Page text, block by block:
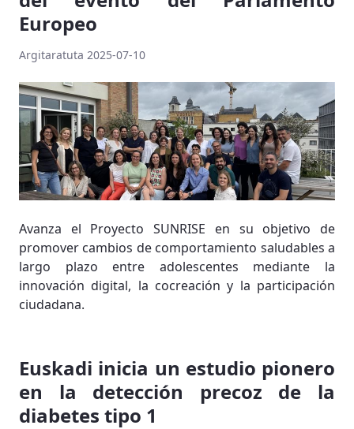
Europeo
Argitaratuta 2025-07-10
Avanza el Proyecto SUNRISE en su objetivo de
promover cambios de comportamiento saludables a
largo plazo entre adolescentes mediante la
innovación digital, la cocreación y la participación
ciudadana.
Euskadi inicia un estudio pionero
en la detección precoz de la
diabetes tipo 1